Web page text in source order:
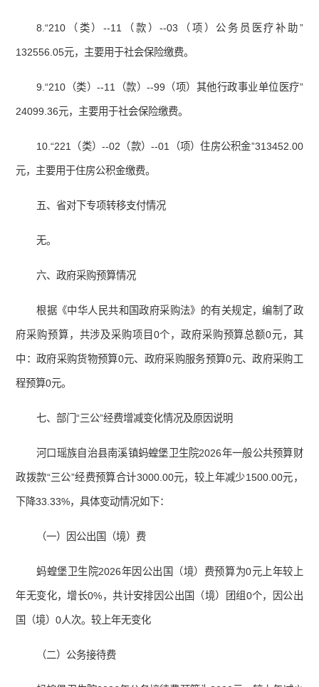
8.“210（类）--11（款）--03（项）公务员医疗补助”
132556.05元，主要用于社会保险缴费。
9.“210（类）--11（款）--99（项）其他行政事业单位医疗”
24099.36元，主要用于社会保险缴费。
10.“221（类）--02（款）--01（项）住房公积金”313452.00
元，主要用于住房公积金缴费。
五、省对下专项转移支付情况
无。
六、政府采购预算情况
根据《中华人民共和国政府采购法》的有关规定，编制了政
府采购预算，共涉及采购项目0个，政府采购预算总额0元，其
中：政府采购货物预算0元、政府采购服务预算0元、政府采购工
程预算0元。
七、部门“三公”经费增减变化情况及原因说明
河口瑶族自治县南溪镇蚂蝗堡卫生院2026年一般公共预算财
政拨款“三公”经费预算合计3000.00元，较上年减少1500.00元，
下降33.33%，具体变动情况如下：
（一）因公出国（境）费
蚂蝗堡卫生院2026年因公出国（境）费预算为0元上年较上
年无变化，增长0%，共计安排因公出国（境）团组0个，因公出
国（境）0人次。较上年无变化
（二）公务接待费